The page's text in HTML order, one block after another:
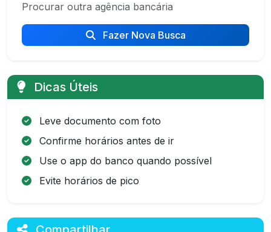
Procurar outra agência bancária
Fazer Nova Busca
Dicas Úteis
Leve documento com foto
Confirme horários antes de ir
Use o app do banco quando possível
Evite horários de pico